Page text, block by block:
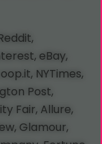
eBay,
NYTimes,
Post,
Fair, Allure,
Glamour,